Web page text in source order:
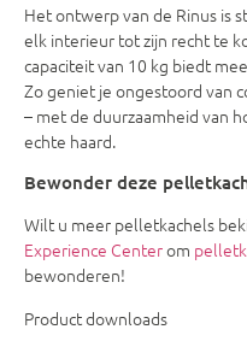
Het ontwerp van de Rinus is
elk interieur tot zijn recht te
capaciteit van 10 kg biedt
Zo geniet je ongestoord van
– met de duurzaamheid van
echte haard.
Bewonder deze
Wilt u meer pelletkachels
Experience Centerom
bewonderen!
Product downloads